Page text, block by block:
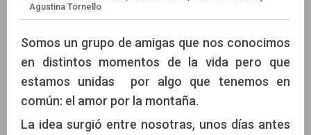
Estefania Vasconcellos, Daniela Marlia, Florencia
Somos un grupo de amigas que nos conocimos
en distintos momentos de la vida pero que
estamos unidas por algo que tenemos en
común: el amor por la montaña.
La idea surgió entre nosotras, unos días antes